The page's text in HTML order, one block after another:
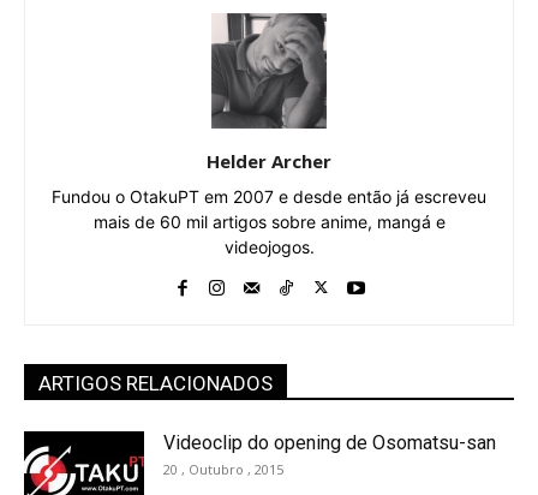
Helder Archer
Fundou o OtakuPT em 2007 e desde então já escreveu
mais de 60 mil artigos sobre anime, mangá e
videojogos.
ARTIGOS RELACIONADOS
Videoclip do opening de Osomatsu-san
20 , Outubro , 2015